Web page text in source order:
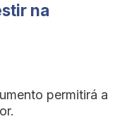
na
permitirá a